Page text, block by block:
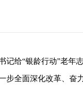
记给“银龄行动”老年
步全面深化改革、奋